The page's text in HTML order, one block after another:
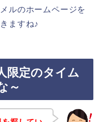
ルのホームページを
ますね♪
限定のタイム
～